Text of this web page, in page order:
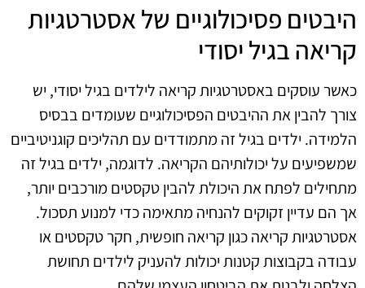
היבטים פסיכולוגיים של אסטרטגיות
קריאה בגיל יסודי
כאשר עוסקים באסטרטגיות קריאה לילדים בגיל יסודי, יש
צורך להבין את ההיבטים הפסיכולוגיים שעומדים בבסיס
הלמידה. ילדים בגיל זה מתמודדים עם תהליכים קוגניטיביים
שמשפיעים על יכולותיהם הקריאה. לדוגמה, ילדים בגיל זה
מתחילים לפתח את היכולת להבין טקסטים מורכבים יותר,
אך הם עדיין זקוקים להנחיה מתאימה כדי למנוע תסכול.
אסטרטגיות קריאה כגון קריאה חופשית, חקר טקסטים או
עבודה בקבוצות קטנות יכולות להעניק לילדים תחושת